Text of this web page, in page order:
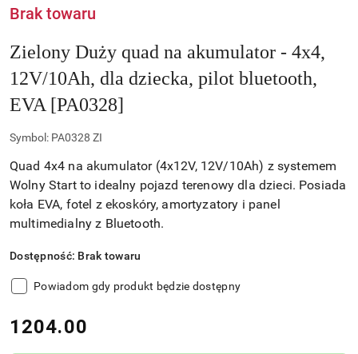
Brak towaru
Zielony Duży quad na akumulator - 4x4,
12V/10Ah, dla dziecka, pilot bluetooth,
EVA [PA0328]
Symbol: PA0328 ZI
Quad 4x4 na akumulator (4x12V, 12V/10Ah) z systemem
Wolny Start to idealny pojazd terenowy dla dzieci. Posiada
koła EVA, fotel z ekoskóry, amortyzatory i panel
multimedialny z Bluetooth.
Dostępność: Brak towaru
Powiadom gdy produkt będzie dostępny
cena:
1204.00